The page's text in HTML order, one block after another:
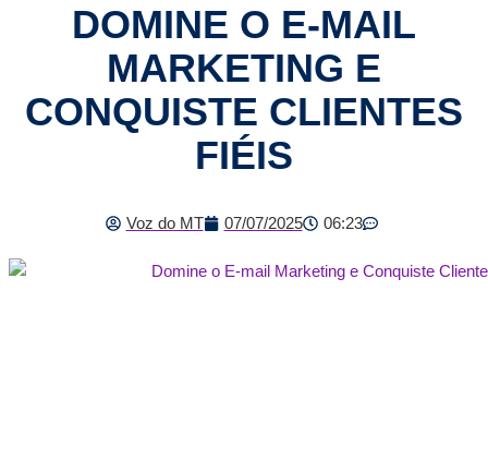
DOMINE O E-MAIL
MARKETING E
CONQUISTE CLIENTES
FIÉIS
Voz do MT 07/07/2025 06:23